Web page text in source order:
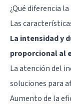
¿Qué diferencia
Las
La intensidad y
proporcional al
La atención del
soluciones para
Aumento de la